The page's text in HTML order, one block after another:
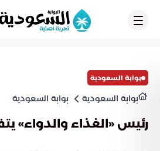
بوابة السعودية
بوابة السعودية بوابة السعودية
رئيس «الغذاء والدواء»